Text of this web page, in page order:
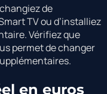
de
TV ou d’installiez
Vérifiez que
permet de changer
en euros